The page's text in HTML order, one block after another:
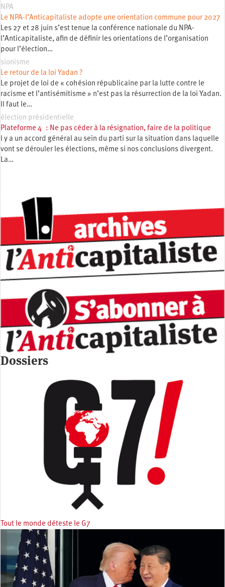
NPA
Le NPA-l’Anticapitaliste adopte une orientation commune pour 2027
Les 27 et 28 juin s’est tenue la conférence nationale du NPA-
l’Anticapitaliste, afin de définir les orientations de l’organisation
pour l’élection…
sionisme
Le retour de la loi Yadan ?
Le projet de loi de « cohésion républicaine par la lutte contre le
racisme et l’antisémitisme » n’est pas la résurrection de la loi Yadan.
Il faut le…
élection présidentielle
Plateforme 4 : Ne pas céder à la résignation, faire de la politique
l y a un accord général au sein du parti sur la situation dans laquelle
vont se dérouler les élections, même si nos conclusions divergent.
La…
Dossiers
Tout le monde déteste le G7